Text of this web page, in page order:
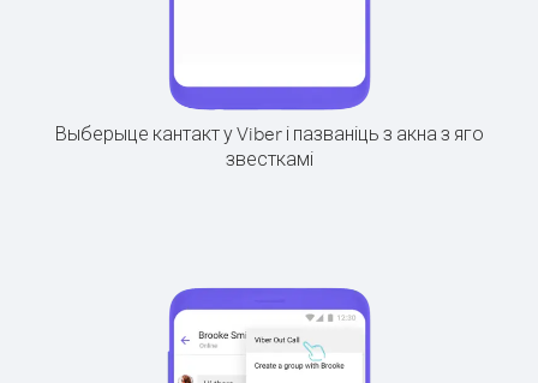
Выберыце кантакт у Viber і пазваніць з акна з яго
звесткамі